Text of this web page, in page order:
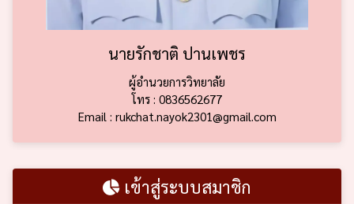
นายรักชาติ ปานเพชร
ผู้อำนวยการวิทยาลัย
โทร : 0836562677
Email : rukchat.nayok2301@gmail.com
เข้าสู่ระบบสมาชิก